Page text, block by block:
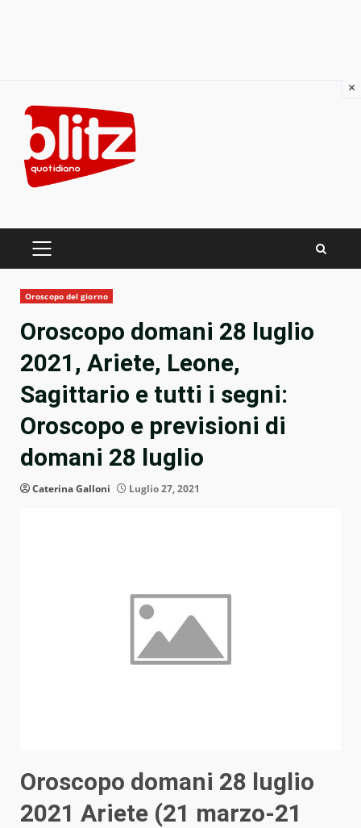
content
PRIMARY
Oroscopo del giorno
Oroscopo domani 28 luglio
2021, Ariete, Leone,
Sagittario e tutti i segni:
Oroscopo e previsioni di
domani 28 luglio
Caterina Galloni Luglio 27, 2021
Oroscopo domani 28 luglio
2021 Ariete (21 marzo-21
×